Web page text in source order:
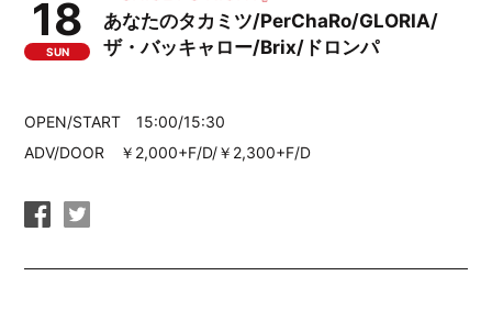
18
SUN
あなたのタカミツ/PerChaRo/GLORIA/
ザ・バッキャロー/Brix/ドロンパ
OPEN/START 15:00/15:30
ADV/DOOR ￥2,000+F/D/￥2,300+F/D